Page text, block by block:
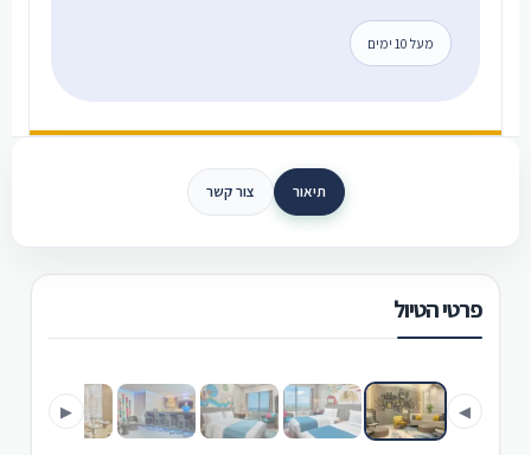
מעל 10 ימים
תיאור צור קשר
פרטי הטיול
◀
▶